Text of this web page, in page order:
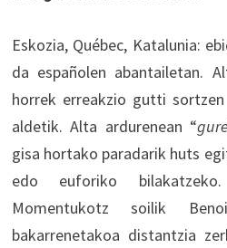
Eskozia, Québec, Katalunia:
da españolen abantailetan.
horrek erreakzio gutti
aldetik. Alta ardurenean “gure
gisa hortako paradarik huts
edo euforiko
Momentukotz soilik
bakarrenetakoa distantzia